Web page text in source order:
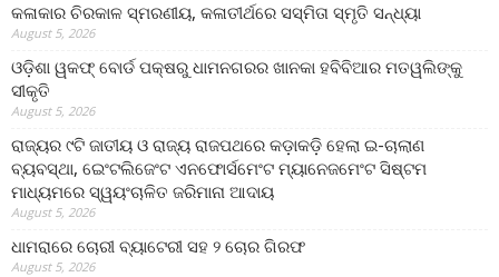
କଳାକାର ଚିରକାଳ ସ୍ମରଣୀୟ, କଳାତୀର୍ଥରେ ସସ୍ମିତା ସ୍ମୃତି ସନ୍ଧ୍ୟା
August 5, 2026
ଓଡ଼ିଶା ୱକଫ୍ ବୋର୍ଡ ପକ୍ଷରୁ ଧାମନଗରର ଖାନକା ହବିବିଆର ମତୱଲିଙ୍କୁ
ସୀକୃତି
August 5, 2026
ରାଜ୍ୟର ୯ଟି ଜାତୀୟ ଓ ରାଜ୍ୟ ରାଜପଥରେ କଡ଼ାକଡ଼ି ହେଲା ଇ-ଚାଲାଣ
ବ୍ୟବସ୍ଥା, ଇେଂଟଲିଜେଂଟ ଏନଫୋର୍ସମେଂଟ ମ୍ୟାନେଜମେଂଟ ସିଷ୍ଟମ
ମାଧ୍ୟମରେ ସ୍ୱୟଂଚାଳିତ ଜରିମାନା ଆଦାୟ
August 5, 2026
ଧାମରାରେ ଚୋରୀ ବ୍ୟାଟେରୀ ସହ ୨ ଚୋର ଗିରଫ
August 5, 2026